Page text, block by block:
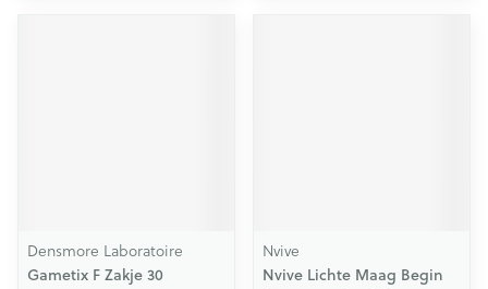
Densmore Laboratoire
Gametix F Zakje 30
Nvive
Nvive Lichte Maag Begin